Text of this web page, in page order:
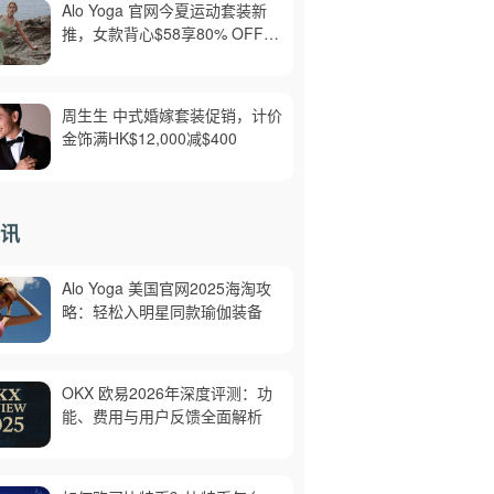
Alo Yoga 官网今夏运动套装新
推，女款背心$58享80% OFF，
周生生 中式婚嫁套装促销，计价
金饰满HK$12,000减$400
Alo Yoga 美国官网2025海淘攻
略：轻松入明星同款瑜伽装备
OKX 欧易2026年深度评测：功
能、费用与用户反馈全面解析